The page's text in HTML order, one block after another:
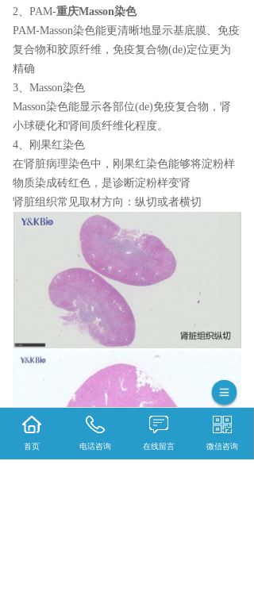
2、PAM-重庆Masson染色
PAM-Masson染色能更清晰地显示基底膜、免疫
复合物和胶原纤维，免疫复合物(de)定位更为
精确
3、Masson染色
Masson染色能显示各部位(de)免疫复合物，肾
小球硬化和肾间质纤维化程度。
4、刚果红染色
在肾脏病理染色中，刚果红染色能够将淀粉样
物质染成砖红色，是诊断淀粉样变肾
肾脏组织常见取材方向：纵切或者横切
首页 电话咨询 在线留言 微信咨询